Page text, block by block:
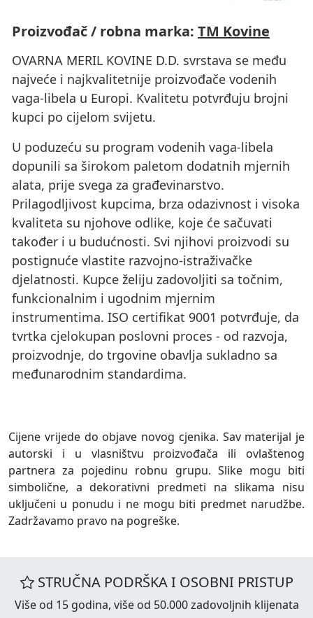
Proizvođač / robna marka: TM Kovine
OVARNA MERIL KOVINE D.D. svrstava se među
najveće i najkvalitetnije proizvođače vodenih
vaga-libela u Europi. Kvalitetu potvrđuju brojni
kupci po cijelom svijetu.
U poduzeću su program vodenih vaga-libela
dopunili sa širokom paletom dodatnih mjernih
alata, prije svega za građevinarstvo.
Prilagodljivost kupcima, brza odazivnost i visoka
kvaliteta su njohove odlike, koje će sačuvati
također i u budućnosti. Svi njihovi proizvodi su
postignuće vlastite razvojno-istraživačke
djelatnosti. Kupce želiju zadovoljiti sa točnim,
funkcionalnim i ugodnim mjernim
instrumentima. ISO certifikat 9001 potvrđuje, da
tvrtka cjelokupan poslovni proces - od razvoja,
proizvodnje, do trgovine obavlja sukladno sa
međunarodnim standardima.
Cijene vrijede do objave novog cjenika. Sav materijal je
autorski i u vlasništvu proizvođača ili ovlaštenog
partnera za pojedinu robnu grupu. Slike mogu biti
simbolične, a dekorativni predmeti na slikama nisu
uključeni u ponudu i ne mogu biti predmet narudžbe.
Zadržavamo pravo na pogreške.
STRUČNA PODRŠKA I OSOBNI PRISTUP
Više od 15 godina, više od 50.000 zadovoljnih klijenata